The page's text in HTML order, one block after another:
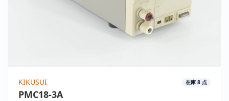
KIKUSUI 在庫 8 点
PMC18-3A